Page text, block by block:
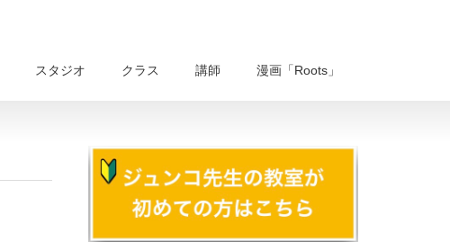
スタジオ クラス 講師 漫画「Roots」